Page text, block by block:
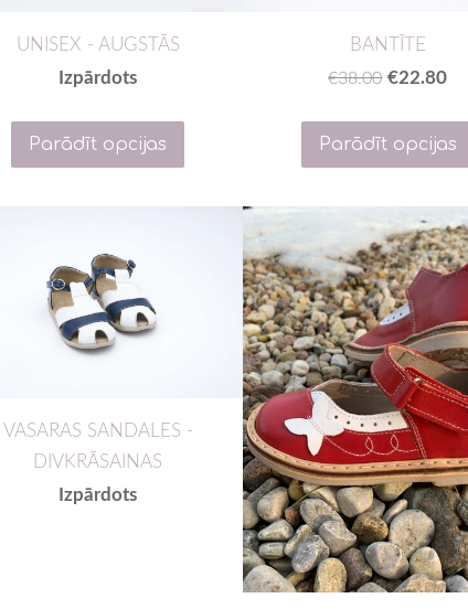
UNISEX - AUGSTĀS
Izpārdots
Parādīt opcijas
BANTĪTE
€38.00 €22.80
Parādīt opcijas
VASARAS SANDALES -
DIVKRĀSAINAS
Izpārdots